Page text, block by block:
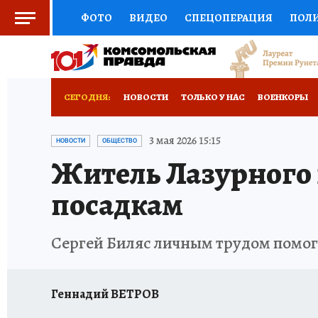
ФОТО ВИДЕО СПЕЦОПЕРАЦИЯ
СОЦПОДДЕРЖКА НАУКА СПОРТ
ТЕСТЫ
СЕГОДНЯ: НОВОСТИ ТОЛЬКО У НАС ВОЕНКОРЫ
РАЗРУШЕНИЕ КАХОВСКОЙ ГЭС
НОВОСТИ ОБЩЕСТВО 3 мая 2026 15:15
Житель Лазурного
посадкам
Сергей Биляс личным трудом
Геннадий ВЕТРОВ